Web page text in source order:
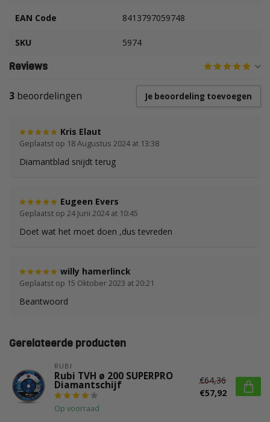
EAN Code 8413797059748
SKU 5974
Reviews
3 beoordelingen Je beoordeling toevoegen
Kris Elaut
Geplaatst op 18 Augustus 2024 at 13:38
Diamantblad snijdt terug
Eugeen Evers
Geplaatst op 24 Juni 2024 at 10:45
Doet wat het moet doen ,dus tevreden
willy hamerlinck
Geplaatst op 15 Oktober 2023 at 20:21
Beantwoord
Gerelateerde producten
RUBI
Rubi TVH ø 200 SUPERPRO
Diamantschijf
Op voorraad
€64,36
€57,92